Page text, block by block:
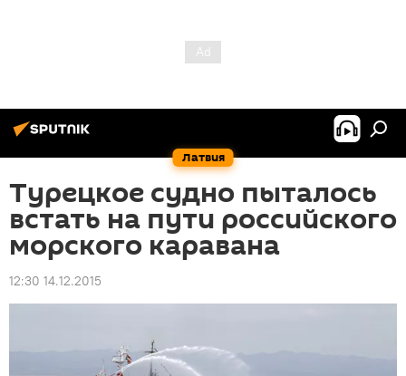
Латвия
Турецкое судно пыталось
встать на пути российского
морского каравана
12:30 14.12.2015